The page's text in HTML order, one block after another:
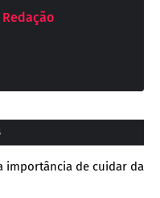
Redação
importância de cuidar da